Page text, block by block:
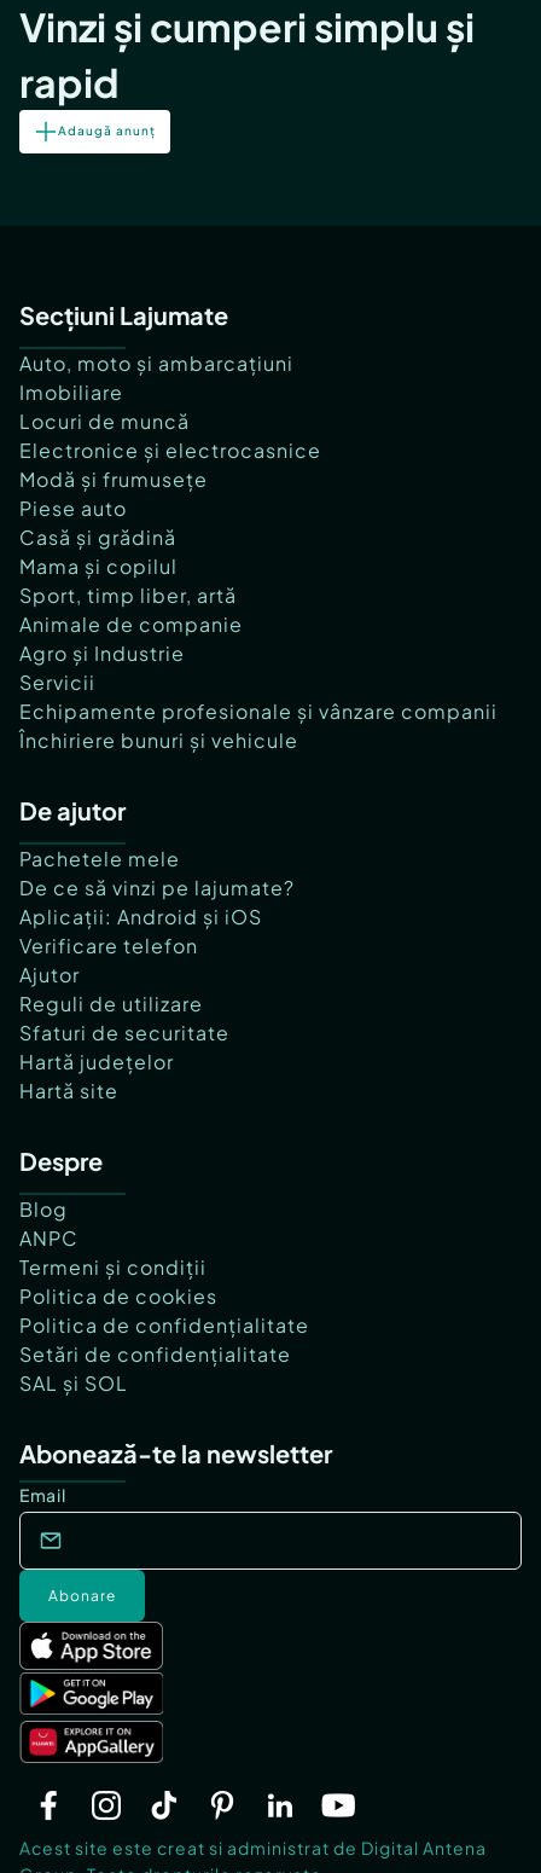
Vinzi și cumperi simplu și
rapid
Adaugă anunț
Secțiuni Lajumate
Auto, moto și ambarcațiuni
Imobiliare
Locuri de muncă
Electronice și electrocasnice
Modă și frumusețe
Piese auto
Casă și grădină
Mama și copilul
Sport, timp liber, artă
Animale de companie
Agro și Industrie
Servicii
Echipamente profesionale și vânzare companii
Închiriere bunuri și vehicule
De ajutor
Pachetele mele
De ce să vinzi pe lajumate?
Aplicații: Android și iOS
Verificare telefon
Ajutor
Reguli de utilizare
Sfaturi de securitate
Hartă județelor
Hartă site
Despre
Blog
ANPC
Termeni și condiții
Politica de cookies
Politica de confidențialitate
Setări de confidențialitate
SAL și SOL
Abonează-te la newsletter
Email
Abonare
Acest site este creat si administrat de Digital Antena